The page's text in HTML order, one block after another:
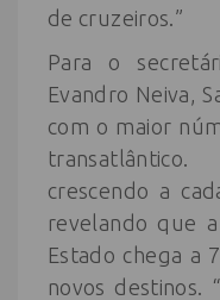
de cruzeiros.”
Para o
Evandro Neiva,
com o maior
crescendo a
revelando que
Estado chega a
novos destinos.